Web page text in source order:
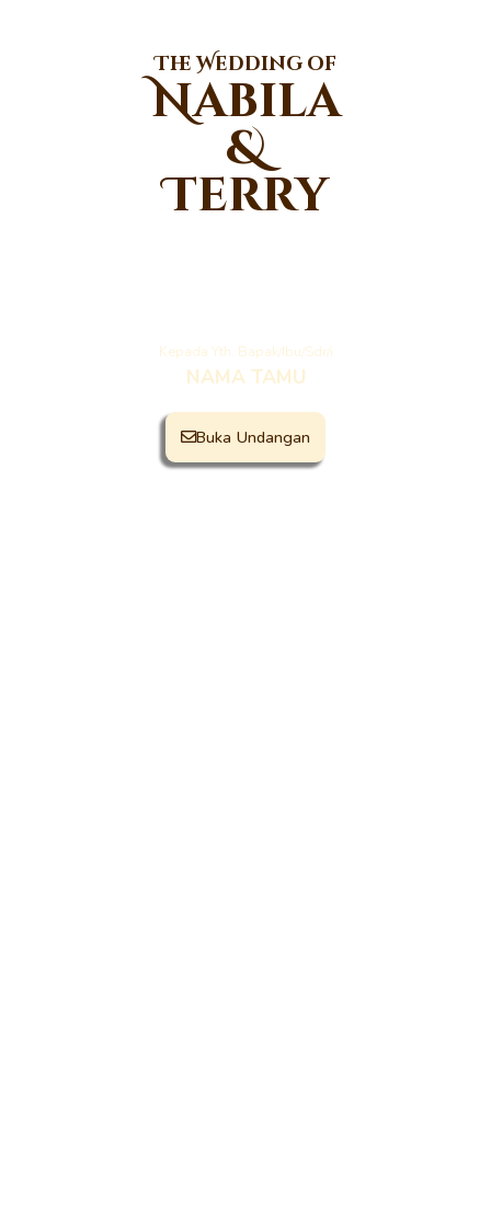
The Wedding of
Nabila
&
Terry
Kepada Yth. Bapak/Ibu/Sdr/i
NAMA TAMU
Buka Undangan